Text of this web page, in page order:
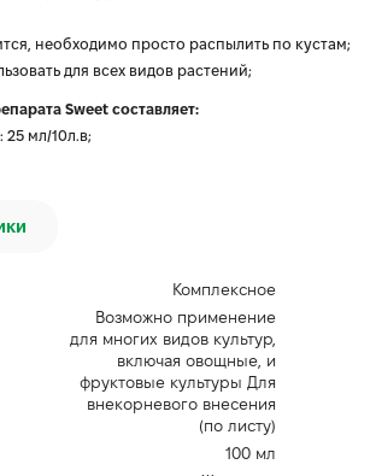
необходимо просто распылить по кустам;
для всех видов растений;
Sweet составляет:
25 мл/10л.в;
Комплексное
Возможно применение
для многих видов культур,
включая овощные, и
фруктовые культуры Для
внекорневого внесения
(по листу)
100 мл